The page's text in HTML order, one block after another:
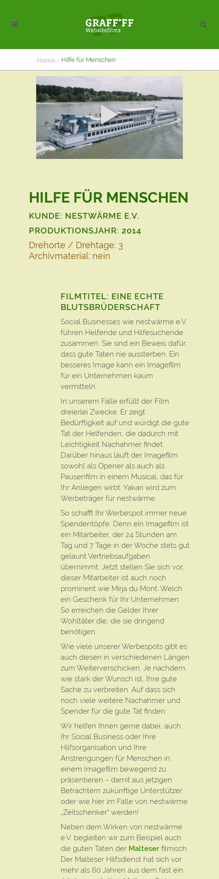
Home> Hilfe für Menschen
HILFE FÜR MENSCHEN
KUNDE: NESTWÄRME E.V.
PRODUKTIONSJAHR: 2014
Drehorte / Drehtage: 3
Archivmaterial: nein
FILMTITEL: EINE ECHTE
BLUTSBRÜDERSCHAFT
Social Businesses wie nestwärme e.V.
führen Helfende und Hilfesuchende
zusammen. Sie sind ein Beweis dafür,
dass gute Taten nie aussterben. Ein
besseres Image kann ein Imagefilm
für ein Unternehmen kaum
vermitteln.
In unserem Falle erfüllt der Film
dreierlei Zwecke. Er zeigt
Bedürftigkeit auf und würdigt die gute
Tat der Helfenden, die dadurch mit
Leichtigkeit Nachahmer findet.
Darüber hinaus läuft der Imagefilm
sowohl als Opener als auch als
Pausenfilm in einem Musical, das für
Ihr Anliegen wirbt. Yakari wird zum
Werbeträger für nestwärme.
So schafft Ihr Werbespot immer neue
Spendentöpfe. Denn ein Imagefilm ist
ein Mitarbeiter, der 24 Stunden am
Tag und 7 Tage in der Woche stets gut
gelaunt Vertriebsaufgaben
übernimmt. Jetzt stellen Sie sich vor,
dieser Mitarbeiter ist auch noch
prominent wie Mirja du Mont. Welch
ein Geschenk für Ihr Unternehmen.
So erreichen die Gelder Ihrer
Wohltäter die, die sie dringend
benötigen.
Wie viele unserer Werbespots gibt es
auch diesen in verschiedenen Längen
zum Weiterverschicken. Je nachdem,
wie stark der Wunsch ist, Ihre gute
Sache zu verbreiten. Auf dass sich
noch viele weitere Nachahmer und
Spender für die gute Tat finden.
Wir helfen Ihnen gerne dabei, auch
Ihr Social Business oder Ihre
Hilfsorganisation und Ihre
Anstrengungen für Menschen in
einem Imagefilm bewegend zu
präsentieren – damit aus jetzigen
Betrachtern zukünftige Unterstützer
oder wie hier im Falle von nestwärme
„Zeitschenker“ werden!
Neben dem Wirken von nestwärme
e.V. begleiten wir zum Beispiel auch
die guten Taten der Malteser filmisch.
Der Malteser Hilfsdienst hat sich vor
mehr als 60 Jahren aus dem fast ein